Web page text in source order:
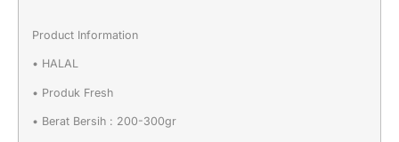
Product Information
• HALAL
• Produk Fresh
• Berat Bersih : 200-300gr